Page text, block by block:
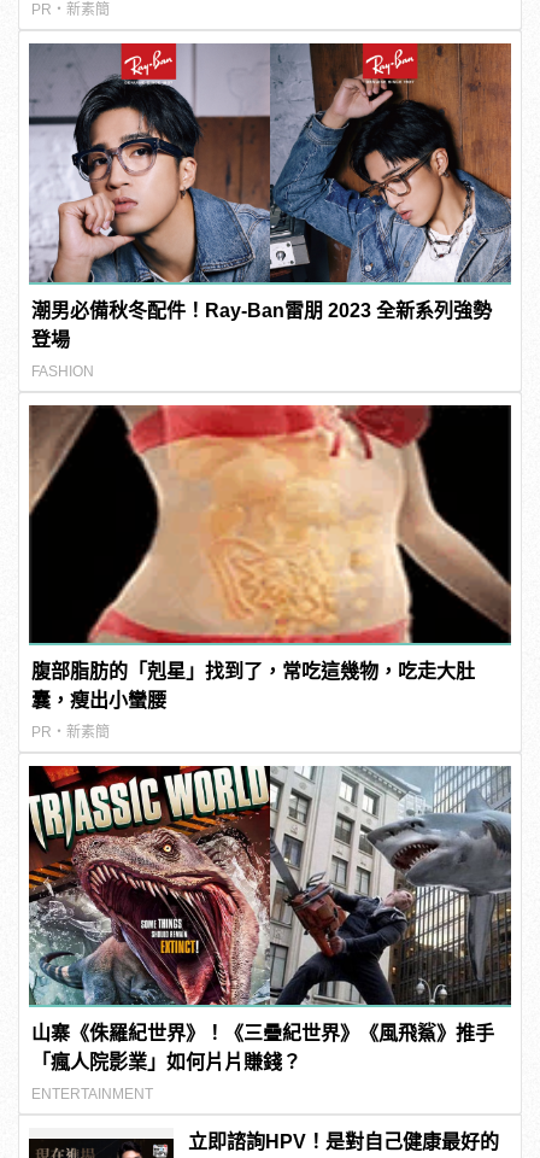
PR・新素簡
潮男必備秋冬配件！Ray-Ban雷朋 2023 全新系列強勢
登場
FASHION
腹部脂肪的「剋星」找到了，常吃這幾物，吃走大肚
囊，瘦出小蠻腰
PR・新素簡
山寨《侏羅紀世界》！《三疊紀世界》《風飛鯊》推手
「瘋人院影業」如何片片賺錢？
ENTERTAINMENT
立即諮詢HPV！是對自己健康最好的